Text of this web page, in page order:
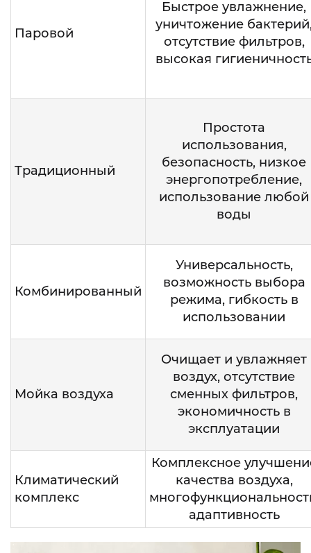
Паровой
Быстрое увлажнение,
уничтожение
отсутствие фильтров,
высокая
Традиционный
Простота
использования,
безопасность, низкое
энергопотребление,
использование любой
воды
Комбинированный
Универсальность,
возможность выбора
режима, гибкость в
использовании
Мойка воздуха
Очищает и увлажняет
воздух, отсутствие
сменных фильтров,
экономичность в
эксплуатации
Климатический
комплекс
Комплексное
качества воздуха,
адаптивность